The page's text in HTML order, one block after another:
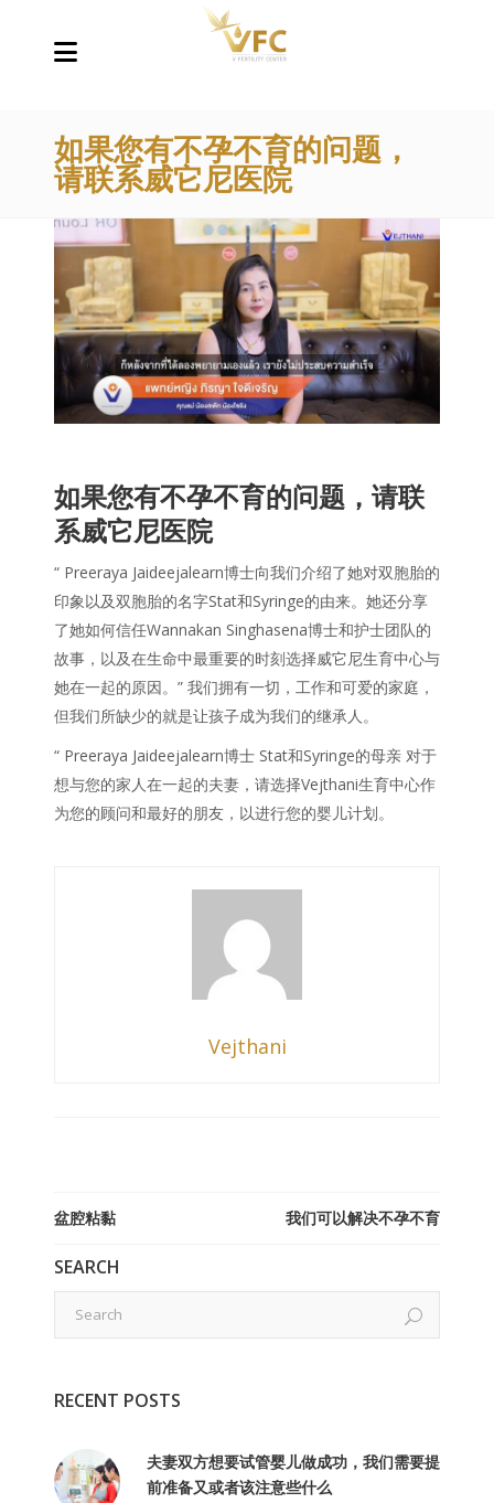
如果您有不孕不育的问题，
请联系威它尼医院
如果您有不孕不育的问题，请联
系威它尼医院
“ Preeraya Jaideejalearn博士向我们介绍了她对双胞胎的
印象以及双胞胎的名字Stat和Syringe的由来。她还分享
了她如何信任Wannakan Singhasena博士和护士团队的
故事，以及在生命中最重要的时刻选择威它尼生育中心与
她在一起的原因。” 我们拥有一切，工作和可爱的家庭，
但我们所缺少的就是让孩子成为我们的继承人。
“ Preeraya Jaideejalearn博士 Stat和Syringe的母亲 对于
想与您的家人在一起的夫妻，请选择Vejthani生育中心作
为您的顾问和最好的朋友，以进行您的婴儿计划。
Vejthani
盆腔粘黏 我们可以解决不孕不育
SEARCH
RECENT POSTS
夫妻双方想要试管婴儿做成功，我们需要提
前准备又或者该注意些什么